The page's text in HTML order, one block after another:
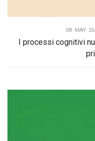
08. MAY.
I processi cognitivi